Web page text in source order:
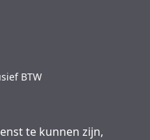
BTW
te kunnen zijn,